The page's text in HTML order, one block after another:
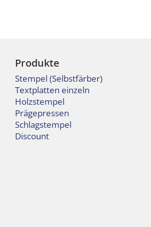
Produkte
Stempel (Selbstfärber)
Textplatten einzeln
Holzstempel
Prägepressen
Schlagstempel
Discount